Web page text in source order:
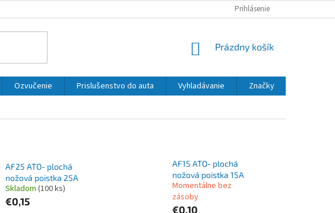
Prihlásenie
NÁKUPNÝ
Prázdny košík
Ozvučenie Prislušenstvo do auta Vyhladávanie
Značky
AF25 ATO- plochá
nožová poistka 25A
Skladom (100 ks)
€0,15
AF15 ATO- plochá
nožová poistka 15A
Momentálne bez
zásoby
€0,10